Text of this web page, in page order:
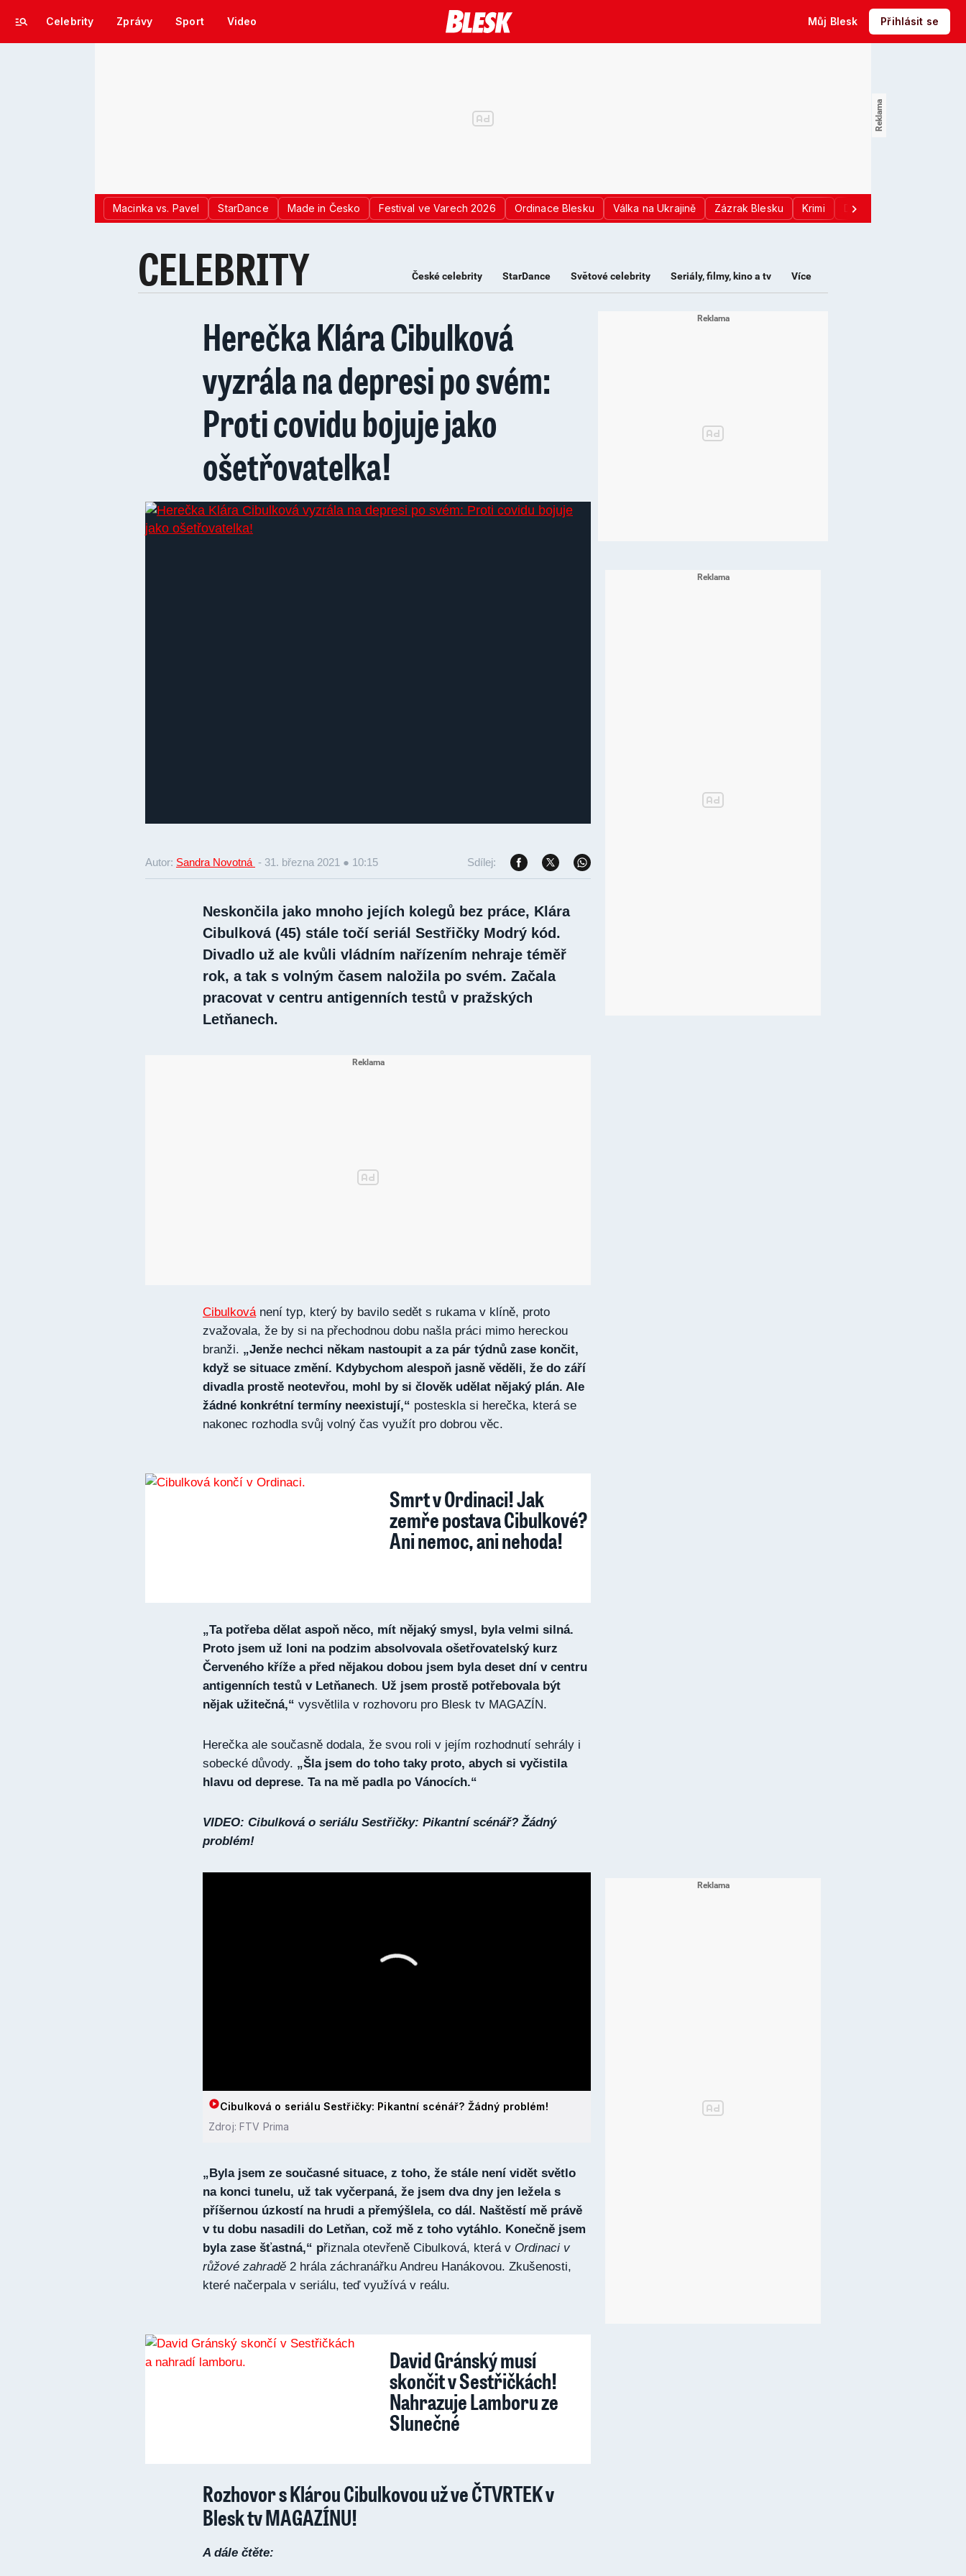
Celebrity Zprávy Sport Video Můj Blesk Přihlásit se
Macinka vs. Pavel StarDance Made in Česko Festival ve Varech 2026 Ordinace Blesku Válka na Ukrajině Zázrak Blesku Krimi Donald Trump
CELEBRITY České celebrity StarDance Světové celebrity Seriály, filmy, kino a tv Více
Herečka Klára Cibulková
vyzrála na depresi po svém:
Proti covidu bojuje jako
ošetřovatelka!
Autor: Sandra Novotná - 31. března 2021 ● 10:15 Sdílej:
Neskončila jako mnoho jejích kolegů bez práce, Klára
Cibulková (45) stále točí seriál Sestřičky Modrý kód.
Divadlo už ale kvůli vládním nařízením nehraje téměř
rok, a tak s volným časem naložila po svém. Začala
pracovat v centru antigenních testů v pražských
Letňanech.
Cibulkovánení typ, který by bavilo sedět s rukama v klíně, proto
zvažovala, že by si na přechodnou dobu našla práci mimo hereckou
branži. „Jenže nechci někam nastoupit a za pár týdnů zase končit,
když se situace změní. Kdybychom alespoň jasně věděli, že do září
divadla prostě neotevřou, mohl by si člověk udělat nějaký plán. Ale
žádné konkrétní termíny neexistují,“ posteskla si herečka, která se
nakonec rozhodla svůj volný čas využít pro dobrou věc.
Smrt v Ordinaci! Jak
zemře postava Cibulkové?
Ani nemoc, ani nehoda!
„Ta potřeba dělat aspoň něco, mít nějaký smysl, byla velmi silná.
Proto jsem už loni na podzim absolvovala ošetřovatelský kurz
Červeného kříže a před nějakou dobou jsem byla deset dní v centru
antigenních testů v Letňanech. Už jsem prostě potřebovala být
nějak užitečná,“ vysvětlila v rozhovoru pro Blesk tv MAGAZÍN.
Herečka ale současně dodala, že svou roli v jejím rozhodnutí sehrály i
sobecké důvody. „Šla jsem do toho taky proto, abych si vyčistila
hlavu od deprese. Ta na mě padla po Vánocích.“
VIDEO: Cibulková o seriálu Sestřičky: Pikantní scénář? Žádný
problém!
Cibulková o seriálu Sestřičky: Pikantní scénář? Žádný problém!
Zdroj: FTV Prima
„Byla jsem ze současné situace, z toho, že stále není vidět světlo
na konci tunelu, už tak vyčerpaná, že jsem dva dny jen ležela s
příšernou úzkostí na hrudi a přemýšlela, co dál. Naštěstí mě právě
v tu dobu nasadili do Letňan, což mě z toho vytáhlo. Konečně jsem
byla zase šťastná,“ přiznala otevřeně Cibulková, která v Ordinaci v
růžové zahradě 2 hrála záchranářku Andreu Hanákovou. Zkušenosti,
které načerpala v seriálu, teď využívá v reálu.
David Gránský musí
skončit v Sestřičkách!
Nahrazuje Lamboru ze
Slunečné
Rozhovor s Klárou Cibulkovou už ve ČTVRTEK v
Blesk tv MAGAZÍNU!
A dále čtěte: